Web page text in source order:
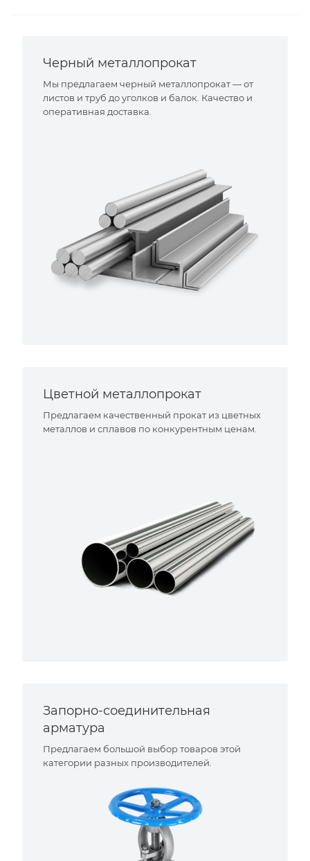
Черный металлопрокат
Мы предлагаем черный металлопрокат — от
листов и труб до уголков и балок. Качество и
оперативная доставка.
Цветной металлопрокат
Предлагаем качественный прокат из цветных
металлов и сплавов по конкурентным ценам.
Запорно-соединительная
арматура
Предлагаем большой выбор товаров этой
категории разных производителей.